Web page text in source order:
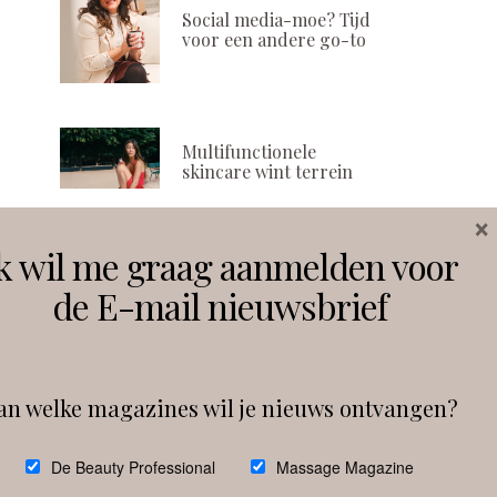
Social media-moe? Tijd
voor een andere go-to
Multifunctionele
skincare wint terrein
Volg ons
Follow on Instagram
wil me graag aanmelden voor
de E-mail nieuwsbrief
welke magazines wil je nieuws ontvangen?
De Beauty Professional Massage Magazine
×